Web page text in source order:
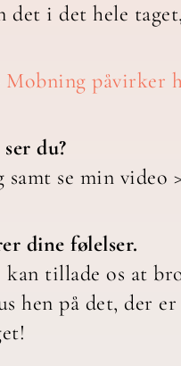
i det hele
Mobning påvirker
du?
se min video
dine følelser.
kan tillade os at
hen på det, der